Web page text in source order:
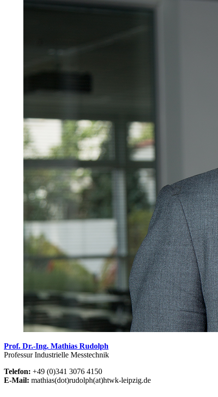
Prof. Dr.-Ing. Mathias Rudolph
Professur Industrielle Messtechnik
Telefon: +49 (0)341 3076 4150
E-Mail: mathias(dot)rudolph(at)htwk-leipzig.de